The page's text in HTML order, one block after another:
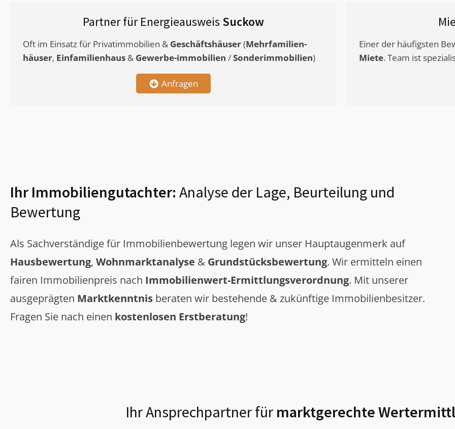
Partner für Energieausweis Suckow
Oft im Einsatz für Privatimmobilien & Geschäftshäuser(Mehrfamilien-
häuser, Einfamilienhaus & Gewerbe-immobilien /Sonderimmobilien)
Anfragen
Einer der häufigsten
Miete. Team ist
Ihr Immobiliengutachter: Analyse der Lage, Beurteilung und
Bewertung
Als Sachverständige für Immobilienbewertung legen wir unser Hauptaugenmerk auf
Hausbewertung, Wohnmarktanalyse & Grundstücksbewertung. Wir ermitteln einen
fairen Immobilienpreis nach Immobilienwert-Ermittlungsverordnung. Mit unserer
ausgeprägten Marktkenntnis beraten wir bestehende & zukünftige Immobilienbesitzer.
Fragen Sie nach einen kostenlosen Erstberatung!
Ihr Ansprechpartner für marktgerechte